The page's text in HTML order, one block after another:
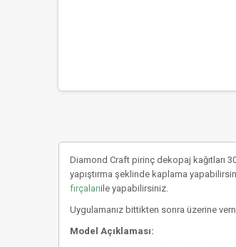
Diamond Craft pirinç dekopaj kağıtları
yapıştırma şeklinde kaplama
fırçalarıile yapabilirsiniz.
Uygulamanız bittikten sonra üzerine
Model Açıklaması: